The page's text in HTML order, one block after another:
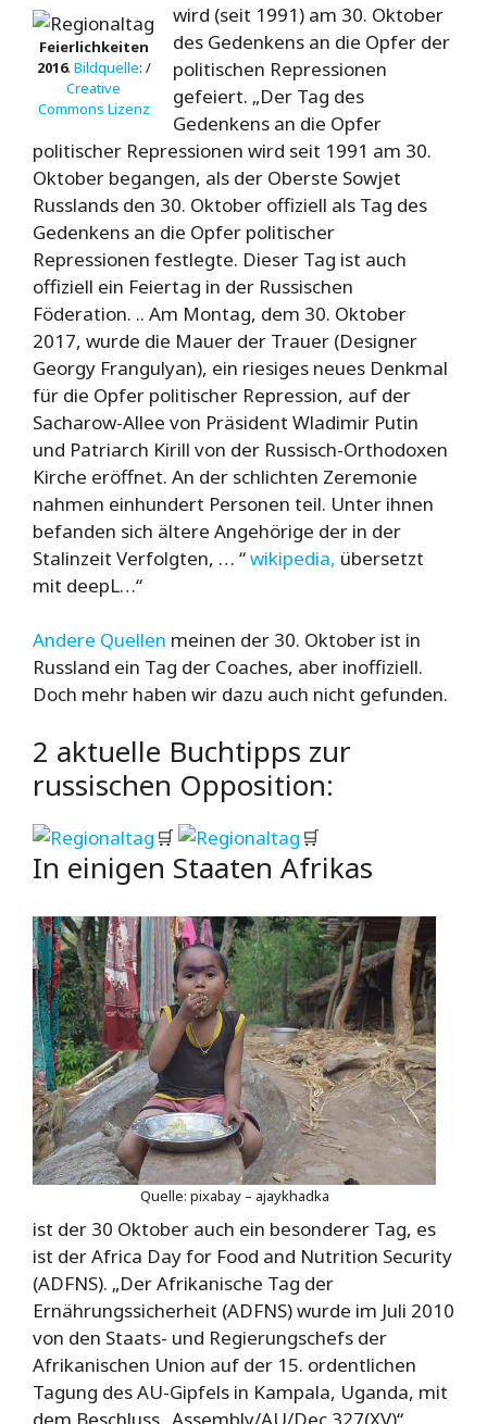
Feierlichkeiten
2016. Bildquelle: /
Creative
Commons Lizenz
wird (seit 1991) am 30. Oktober
des Gedenkens an die Opfer der
politischen Repressionen
gefeiert. „Der Tag des
Gedenkens an die Opfer
politischer Repressionen wird seit 1991 am 30.
Oktober begangen, als der Oberste Sowjet
Russlands den 30. Oktober offiziell als Tag des
Gedenkens an die Opfer politischer
Repressionen festlegte. Dieser Tag ist auch
offiziell ein Feiertag in der Russischen
Föderation. .. Am Montag, dem 30. Oktober
2017, wurde die Mauer der Trauer (Designer
Georgy Frangulyan), ein riesiges neues Denkmal
für die Opfer politischer Repression, auf der
Sacharow-Allee von Präsident Wladimir Putin
und Patriarch Kirill von der Russisch-Orthodoxen
Kirche eröffnet. An der schlichten Zeremonie
nahmen einhundert Personen teil. Unter ihnen
befanden sich ältere Angehörige der in der
Stalinzeit Verfolgten, … “wikipedia, übersetzt
mit deepL…“
Andere Quellen meinen der 30. Oktober ist in
Russland ein Tag der Coaches, aber inoffiziell.
Doch mehr haben wir dazu auch nicht gefunden.
2 aktuelle Buchtipps zur
russischen Opposition:
🛒 🛒
In einigen Staaten Afrikas
Quelle: pixabay – ajaykhadka
ist der 30 Oktober auch ein besonderer Tag, es
ist der Africa Day for Food and Nutrition Security
(ADFNS). „Der Afrikanische Tag der
Ernährungssicherheit (ADFNS) wurde im Juli 2010
von den Staats- und Regierungschefs der
Afrikanischen Union auf der 15. ordentlichen
Tagung des AU-Gipfels in Kampala, Uganda, mit